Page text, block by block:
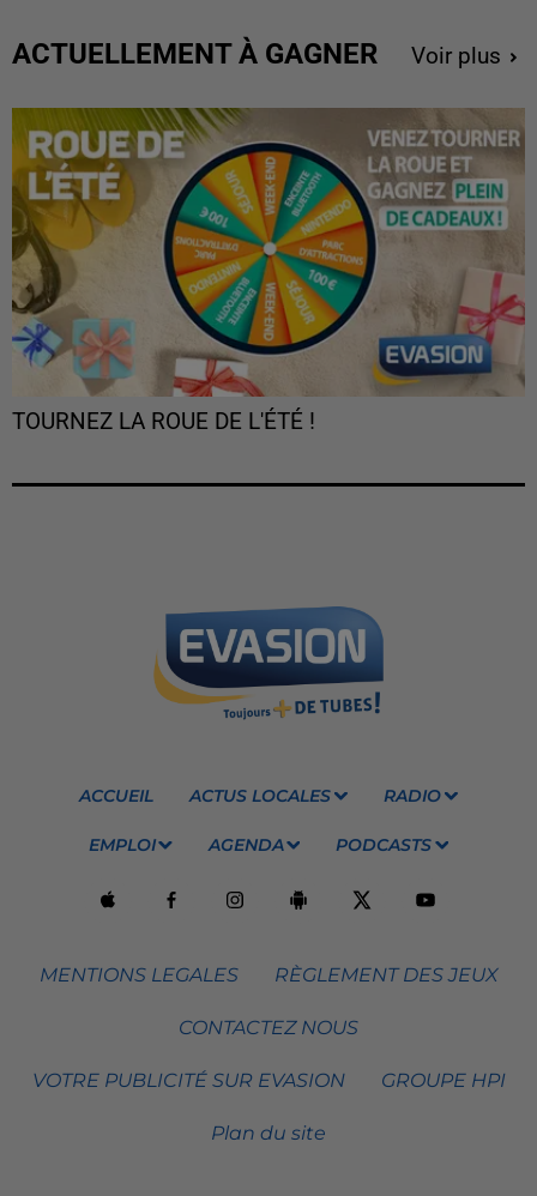
ACTUELLEMENT À GAGNER Voir plus
TOURNEZ LA ROUE DE L'ÉTÉ !
ACCUEIL ACTUS LOCALES RADIO
EMPLOI AGENDA PODCASTS
MENTIONS LEGALES RÈGLEMENT DES JEUX
CONTACTEZ NOUS
VOTRE PUBLICITÉ SUR EVASION GROUPE HPI
Plan du site